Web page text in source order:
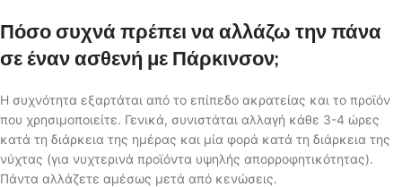
Πόσο συχνά πρέπει να αλλάζω την πάνα
σε έναν ασθενή με Πάρκινσον;
Η συχνότητα εξαρτάται από το επίπεδο ακρατείας και το προϊόν
που χρησιμοποιείτε. Γενικά, συνιστάται αλλαγή κάθε 3-4 ώρες
κατά τη διάρκεια της ημέρας και μία φορά κατά τη διάρκεια της
νύχτας (για νυχτερινά προϊόντα υψηλής απορροφητικότητας).
Πάντα αλλάζετε αμέσως μετά από κενώσεις.